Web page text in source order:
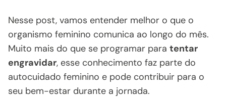
Nesse post, vamos entender melhor o que o
organismo feminino comunica ao longo do mês.
Muito mais do que se programar para tentar
engravidar, esse conhecimento faz parte do
autocuidado feminino e pode contribuir para o
seu bem-estar durante a jornada.